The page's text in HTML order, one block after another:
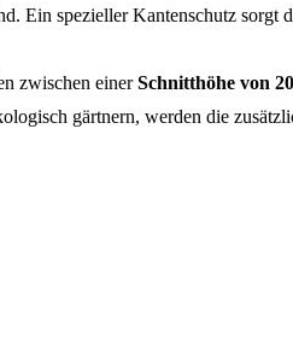
Ein spezieller Kantenschutz sorgt
zwischen einerSchnitthöhe von
gärtnern, werden die